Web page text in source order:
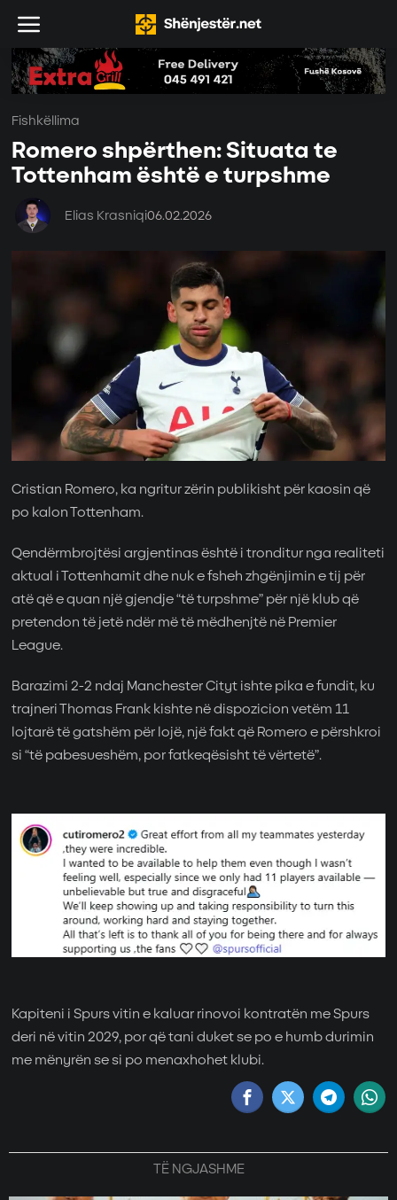
Fishkëllima
Romero shpërthen: Situata te
Tottenham është e turpshme
Elias Krasniqi06.02.2026
Cristian Romero, ka ngritur zërin publikisht për kaosin që
po kalon Tottenham.
Qendërmbrojtësi argjentinas është i tronditur nga realiteti
aktual i Tottenhamit dhe nuk e fsheh zhgënjimin e tij për
atë që e quan një gjendje “të turpshme” për një klub që
pretendon të jetë ndër më të mëdhenjtë në Premier
League.
Barazimi 2-2 ndaj Manchester Cityt ishte pika e fundit, ku
trajneri Thomas Frank kishte në dispozicion vetëm 11
lojtarë të gatshëm për lojë, një fakt që Romero e përshkroi
si “të pabesueshëm, por fatkeqësisht të vërtetë”.
Kapiteni i Spurs vitin e kaluar rinovoi kontratën me Spurs
deri në vitin 2029, por që tani duket se po e humb durimin
me mënyrën se si po menaxhohet klubi.
TË NGJASHME